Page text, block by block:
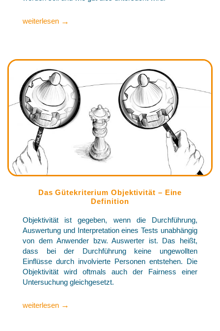
weiterlesen →
Das Gütekriterium Objektivität – Eine
Definition
Objektivität ist gegeben, wenn die Durchführung,
Auswertung und Interpretation eines Tests unabhängig
von dem Anwender bzw. Auswerter ist. Das heißt,
dass bei der Durchführung keine ungewollten
Einflüsse durch involvierte Personen entstehen. Die
Objektivität wird oftmals auch der Fairness einer
Untersuchung gleichgesetzt.
weiterlesen →